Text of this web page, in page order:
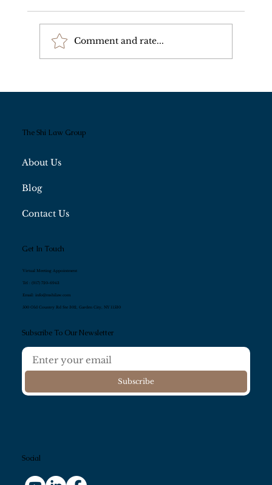
Comment and rate...
The Shi Law Group
About Us
Blog
Contact Us
Get In Touch
Virtual Meeting Appointment
Tel : (917) 720-6943
Email: info@mshilaw.com
500 Old Country Rd Ste 302, Garden City, NY 11530
Subscribe To Our Newsletter
Subscribe
Social